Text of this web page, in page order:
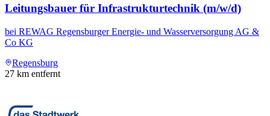
Leitungsbauer für Infrastrukturtechnik (m/w/d)
bei REWAG Regensburger Energie- und Wasserversorgung AG &
Co KG
Regensburg
27 km entfernt